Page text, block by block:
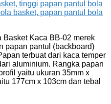
Kaca BB-02 merek
papan pantul (backboard)
terbuat dari kaca temper
aluminium. Rangka papan
yaitu ukuran 35mm x
177cm x 103cm dan tebal